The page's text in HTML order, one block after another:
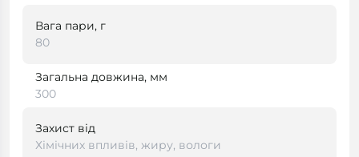
Вага пари, г
80
Загальна довжина, мм
300
Захист від
Хімічних впливів, жиру, вологи